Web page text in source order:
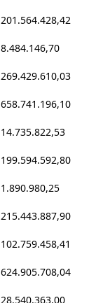
201.564.428,42
8.484.146,70
269.429.610,03
658.741.196,10
14.735.822,53
199.594.592,80
1.890.980,25
215.443.887,90
102.759.458,41
624.905.708,04
28.540.363,00